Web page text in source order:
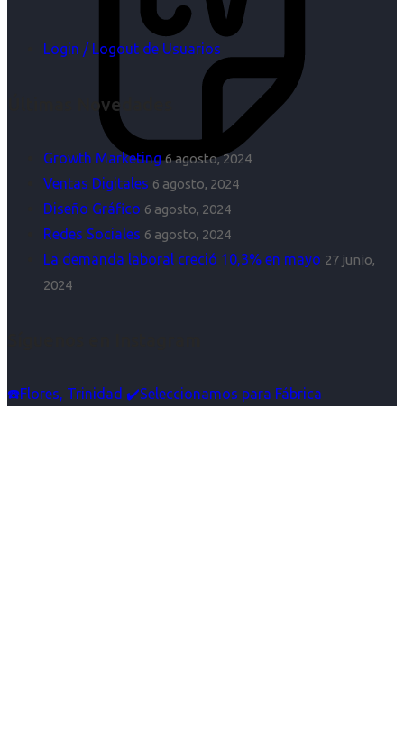
Login / Logout de Usuarios
Últimas Novedades
Growth Marketing 6 agosto, 2024
Ventas Digitales 6 agosto, 2024
Diseño Gráfico 6 agosto, 2024
Redes Sociales 6 agosto, 2024
La demanda laboral creció 10,3% en mayo 27 junio,
2024
☎️Flores, Trinidad ✔️Seleccionamos para Fábrica